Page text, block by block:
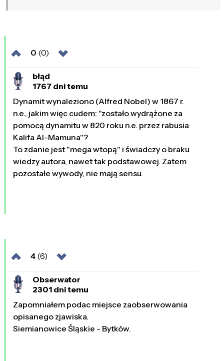
0 (0)
błąd
1767 dni temu
Dynamit wynaleziono (Alfred Nobel) w 1867 r.
n.e., jakim więc cudem: "zostało wydrążone za
pomocą dynamitu w 820 roku n.e. przez rabusia
Kalifa Al-Mamuna"?
To zdanie jest "mega wtopą" i świadczy o braku
wiedzy autora, nawet tak podstawowej. Zatem
pozostałe wywody, nie mają sensu.
4(6)
Obserwator
2301 dni temu
Zapomniałem podac miejsce zaobserwowania
opisanego zjawiska.
Siemianowice Śląskie - Bytków.